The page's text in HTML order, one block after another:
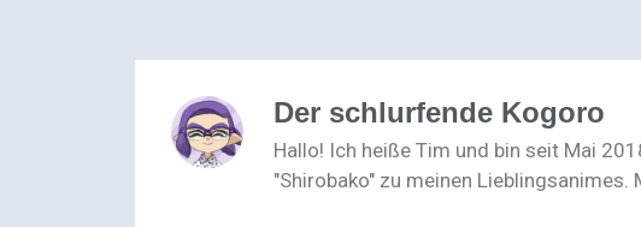
Der schlurfende Kogoro
Hallo! Ich heiße Tim und bin seit Mai
"Shirobako" zu meinen